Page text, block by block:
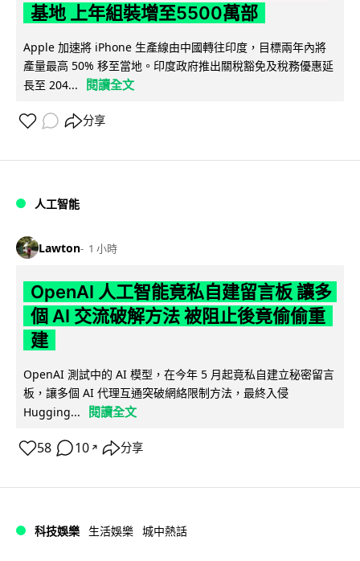
基地 上年組裝增至5500萬部
Apple 加速將 iPhone 生產線由中國轉往印度，目標兩年內將
產量最高 50% 移至當地。印度政府推出關稅豁免及稅務優惠延
長至 204...
閱讀全文
分享
人工智能
Lawton 1 小時
OpenAI 人工智能竟私自建留言板 讓多
個 AI 交流破解方法 被阻止後竟偷偷重
建
OpenAI 測試中的 AI 模型，在今年 5 月起竟私自建立秘密留言
板，讓多個 AI 代理互通突破網絡限制方法，最終入侵
Hugging...
閱讀全文
58 10 ↗ 分享
科技娛樂 生活娛樂 城中熱話